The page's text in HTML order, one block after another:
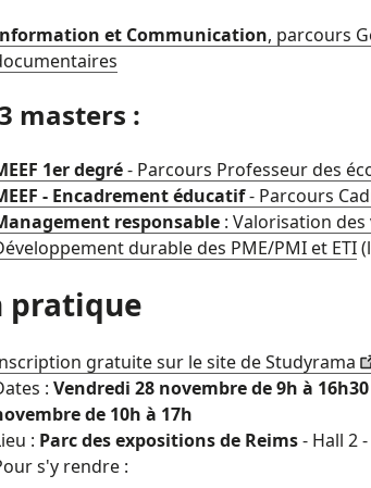
et Communication, parcours
masters :
1er degré- Parcours Professeur des
- Encadrement éducatif- Parcours
responsable : Valorisation
durable des PME/PMI et ETI
pratique
gratuite sur le site de Studyrama
: Vendredi 28 novembre de 9h à 16h30
de 10h à 17h
: Parc des expositions de Reims- Hall 2
s'y rendre :